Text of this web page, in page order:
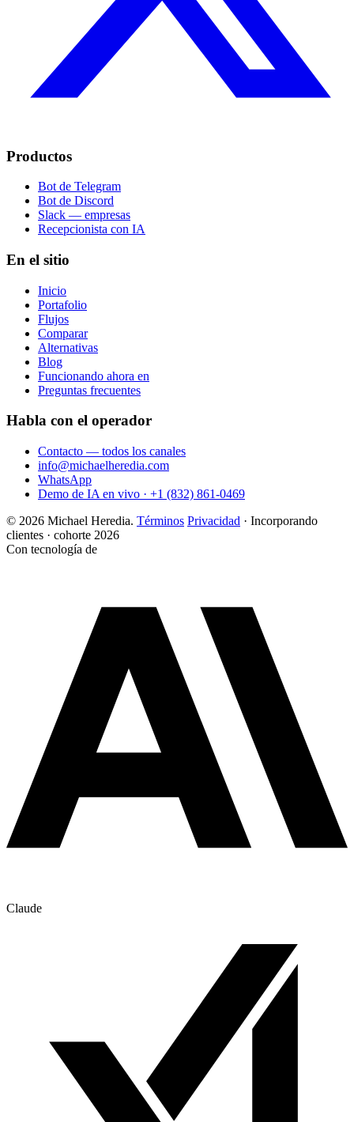
Productos
Bot de Telegram
Bot de Discord
Slack — empresas
Recepcionista con IA
En el sitio
Inicio
Portafolio
Flujos
Comparar
Alternativas
Blog
Funcionando ahora en
Preguntas frecuentes
Habla con el operador
Contacto — todos los canales
info@michaelheredia.com
WhatsApp
Demo de IA en vivo · +1 (832) 861-0469
© 2026 Michael Heredia. Términos Privacidad · Incorporando
clientes · cohorte 2026
Con tecnología de
Claude